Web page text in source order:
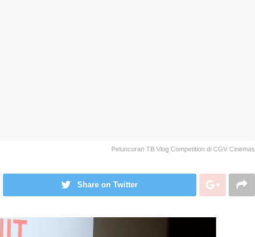
Peluncuran TB Vlog Competition di CGV Cinemas
Share on Twitter